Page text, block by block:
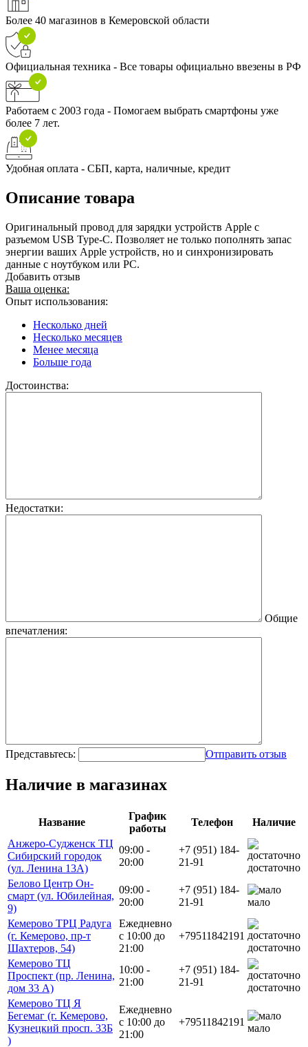
Более 40 магазинов в Кемеровской области
Официальная техника - Все товары официально ввезены в РФ
Работаем с 2003 года - Помогаем выбрать смартфоны уже
более 7 лет.
Удобная оплата - СБП, карта, наличные, кредит
Описание товара
Оригинальный провод для зарядки устройств Apple c
разъемом USB Type-C. Позволяет не только пополнять запас
энергии ваших Apple устройств, но и синхронизировать
данные с ноутбуком или РС.
Добавить отзыв
Ваша оценка:
Опыт использования:
Несколько дней
Несколько месяцев
Менее месяца
Больше года
Достоинства:
Недостатки:
Общие
впечатления:
Представьтесь: Отправить отзыв
Наличие в магазинах
Название
График
работы
Телефон
Наличие
Анжеро-Судженск ТЦ
Сибирский городок
(ул. Ленина 13А)
09:00 -
20:00
+7 (951) 184-
21-91
достаточно
Белово Центр Он-
смарт (ул. Юбилейная,
9)
09:00 -
20:00
+7 (951) 184-
21-91
мало
Кемерово ТРЦ Радуга
(г. Кемерово, пр-т
Шахтеров, 54)
Ежедневно
с 10:00 до
21:00
+79511842191
достаточно
Кемерово ТЦ
Проспект (пр. Ленина,
дом 33 А)
10:00 -
21:00
+7 (951) 184-
21-91
достаточно
Кемерово ТЦ Я
Бегемаг (г. Кемерово,
Кузнецкий просп. 33Б
)
Ежедневно
с 10:00 до
21:00
+79511842191
мало